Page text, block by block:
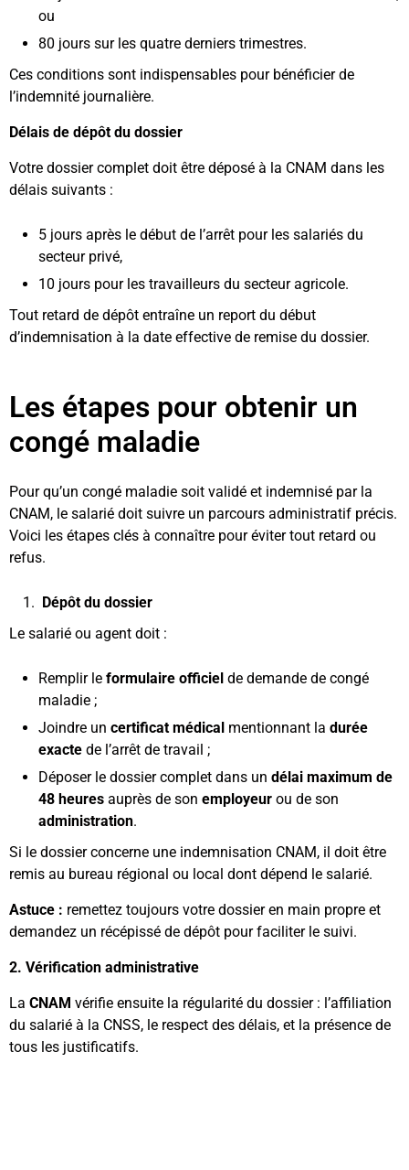
ou
80 jours sur les quatre derniers trimestres.
Ces conditions sont indispensables pour bénéficier de
l’indemnité journalière.
Délais de dépôt du dossier
Votre dossier complet doit être déposé à la CNAM dans les
délais suivants :
5 jours après le début de l’arrêt pour les salariés du
secteur privé,
10 jours pour les travailleurs du secteur agricole.
Tout retard de dépôt entraîne un report du début
d’indemnisation à la date effective de remise du dossier.
Les étapes pour obtenir un
congé maladie
Pour qu’un congé maladie soit validé et indemnisé par la
CNAM, le salarié doit suivre un parcours administratif précis.
Voici les étapes clés à connaître pour éviter tout retard ou
refus.
Dépôt du dossier
Le salarié ou agent doit :
Remplir le formulaire officiel de demande de congé
maladie ;
Joindre un certificat médical mentionnant la durée
exacte de l’arrêt de travail ;
Déposer le dossier complet dans un délai maximum de
48 heures auprès de son employeur ou de son
administration.
Si le dossier concerne une indemnisation CNAM, il doit être
remis au bureau régional ou local dont dépend le salarié.
Astuce : remettez toujours votre dossier en main propre et
demandez un récépissé de dépôt pour faciliter le suivi.
2️. Vérification administrative
La CNAM vérifie ensuite la régularité du dossier : l’affiliation
du salarié à la CNSS, le respect des délais, et la présence de
tous les justificatifs.